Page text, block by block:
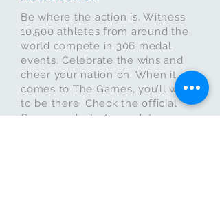
Be where the action is. Witness
10,500 athletes from around the
world compete in 306 medal
events. Celebrate the wins and
cheer your nation on. When it
comes to The Games, you’ll want
to be there. Check the official
Games website for updates on